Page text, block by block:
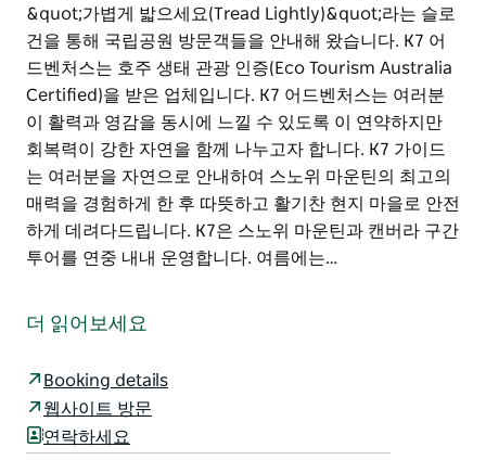
&quot;가볍게 밟으세요(Tread Lightly)&quot;라는 슬로
건을 통해 국립공원 방문객들을 안내해 왔습니다. K7 어
드벤처스는 호주 생태 관광 인증(Eco Tourism Australia
Certified)을 받은 업체입니다. K7 어드벤처스는 여러분
이 활력과 영감을 동시에 느낄 수 있도록 이 연약하지만
회복력이 강한 자연을 함께 나누고자 합니다. K7 가이드
는 여러분을 자연으로 안내하여 스노위 마운틴의 최고의
매력을 경험하게 한 후 따뜻하고 활기찬 현지 마을로 안전
하게 데려다드립니다. K7은 스노위 마운틴과 캔버라 구간
투어를 연중 내내 운영합니다. 여름에는…
이드들의 모임입니다. 각자는 각자 분야의 전문가이며 함
"가볍게 밟으세요(Tread Lightly)"라는 슬로건을 통해 국
립공원 방문객들을 안내해 왔습니다. K7 어드벤처스는 호
주 생태 관광 인증(Eco Tourism Australia Certified)을
더 읽어보세요
Booking details
웹사이트 방문
연락하세요